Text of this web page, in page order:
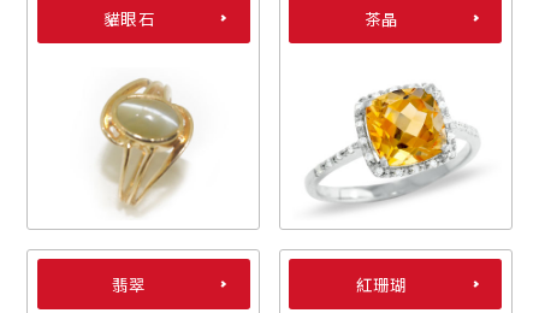
貓眼石 茶晶
翡翠 紅珊瑚